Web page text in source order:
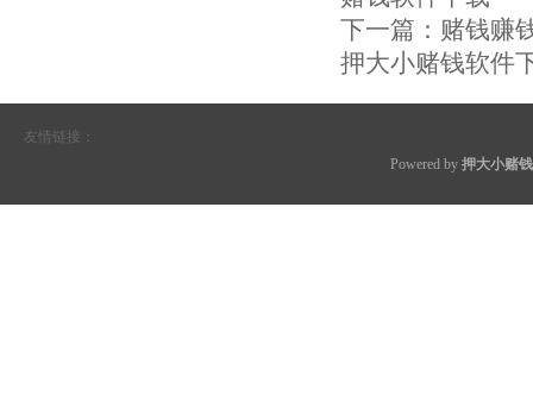
下一篇： 赌钱赚
押大小赌钱软件
友情链接：
Powered by 押大小赌